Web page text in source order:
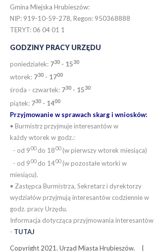
Gmina Miejska Hrubieszów:
NIP: 919-10-59-278, Regon: 950368888
TERYT: 06 04 01 1
GODZINY PRACY URZĘDU
poniedziałek: 730 - 1530
wtorek: 730 - 1700
środa - czwartek: 730 - 1530
piątek: 730 - 1400
Przyjmowanie w sprawach skarg i wniosków:
• Burmistrz przyjmuje interesantów w
każdy wtorek w godz.:
- od 900do 1800(w pierwszy wtorek miesiąca)
- od 900do 1400(w pozostałe wtorki w
miesiącu).
• Zastępca Burmistrza, Sekretarz i dyrektorzy
wydziałów przyjmują interesantów codziennie w
godz. pracy Urzędu.
Informacja dotycząca przyjmowania interesantów
- TUTAJ
Copyright 2021. Urząd Miasta Hrubieszów.